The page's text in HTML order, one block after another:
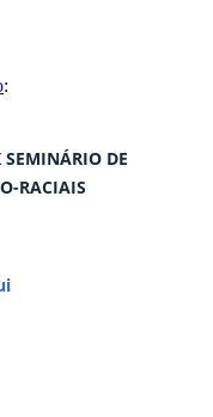
:
DE
RACIAIS